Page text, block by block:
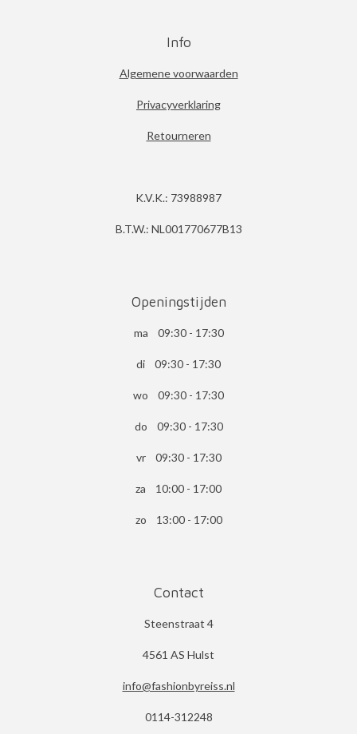
Info
Algemene voorwaarden
Privacyverklaring
Retourneren
K.V.K.: 73988987
B.T.W.: NL001770677B13
Openingstijden
ma 09:30 - 17:30
di 09:30 - 17:30
wo 09:30 - 17:30
do 09:30 - 17:30
vr 09:30 - 17:30
za 10:00 - 17:00
zo 13:00 - 17:00
Contact
Steenstraat 4
4561 AS Hulst
info@fashionbyreiss.nl
0114-312248